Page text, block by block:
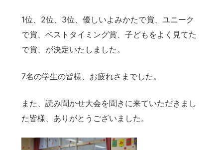
1位、2位、3位、優しいよみかたで賞、ユニーク
で賞、ベストタイミング賞、子どもをよく見てた
で賞、が決定いたしました。
7名の学生の皆様、お疲れさまでした。
また、読み聞かせ大会を聞きに来ていただきまし
た皆様、ありがとうございました。